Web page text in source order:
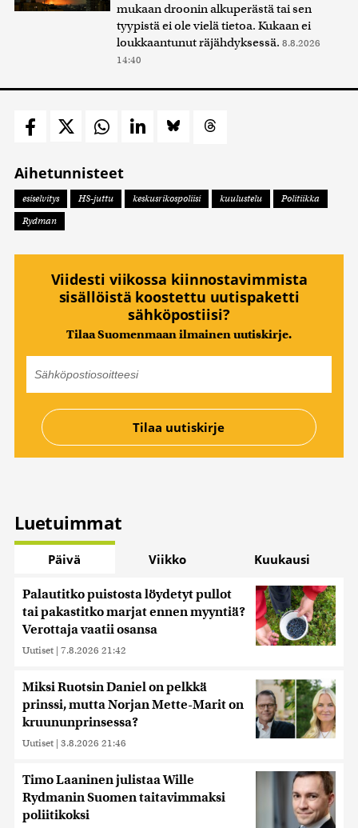
mukaan droonin alkuperästä tai sen
tyypistä ei ole vielä tietoa. Kukaan ei
loukkaantunut räjähdyksessä. 8.8.2026
14:40
Aihetunnisteet
esiselvitys HS-juttu keskusrikospoliisi kuulustelu
Politiikka
Rydman
Viidesti viikossa kiinnostavimmista
sisällöistä koostettu uutispaketti
sähköpostiisi?
Tilaa Suomenmaan ilmainen uutiskirje.
Luetuimmat
Päivä Viikko Kuukausi
Palautitko puistosta löydetyt pullot
tai pakastitko marjat ennen myyntiä?
Verottaja vaatii osansa
Uutiset | 7.8.2026 21:42
Miksi Ruotsin Daniel on pelkkä
prinssi, mutta Norjan Mette-Marit on
kruununprinsessa?
Uutiset | 3.8.2026 21:46
Timo Laaninen julistaa Wille
Rydmanin Suomen taitavimmaksi
poliitikoksi